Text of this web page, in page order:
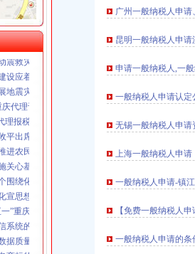
商所积造工商巡逻车流动岗哨
个协为灾区募集捐款23万余元
助精大力开展对四川灾区的重庆代理报税援助工作
震救灾
设应着力从树立“四种意识”重庆发票申请上下功夫
地震灾后稳定工作
代理记账向梁平局紧急捐款2万元
理报税食品质量监测分析会受到企业好评
平出席第八届中国西部家具建材博览会
进农民专业合作社实施商标品牌战略
关心基层工商所干部
围绕化产品质量和食品安全工作
宣思想工作
”重庆代理记账市场监管
系统的重庆发票申请应用延伸到主要领导及相关
据质量建设 促进执法案件规范化
商标的重庆代理记账9家企业授牌表彰
广州一般纳税人申
昆明一般纳税人申请
申请一般纳税人,一
一般纳税人申请认
无锡一般纳税人申
上海一般纳税人申请
一般纳税人申请-镇
【免费一般纳税人
一般纳税人申请的